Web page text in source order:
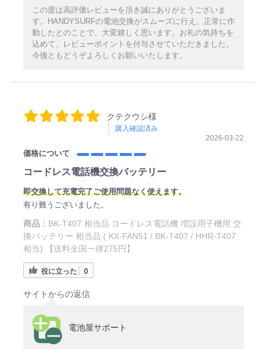
この度は高評価レビューを頂き誠にありがとうございま
す。HANDYSURFの電池交換がスムーズに行え、正常に作
動したとのことで、大変嬉しく思います。お礼の気持ちを
込めて、レビューポイントを付与させていただきました。
今後ともどうぞよろしくお願いいたします。
クテクウシ様
購入確認済み
2026-03-22
価格について
コードレス電話機交換バッテリー
即交換して充電完了ご使用問題なく使えます。
有り難うございました。
商品： BK-T407 相当品 コードレス電話機 増設用子機用 交
換バッテリー 相当品 ( KX-FAN51 / BK-T407 / HHR-T407
相当) 【送料全国一律275円】
役に立った 0
サイトからの返信
電池屋サポート